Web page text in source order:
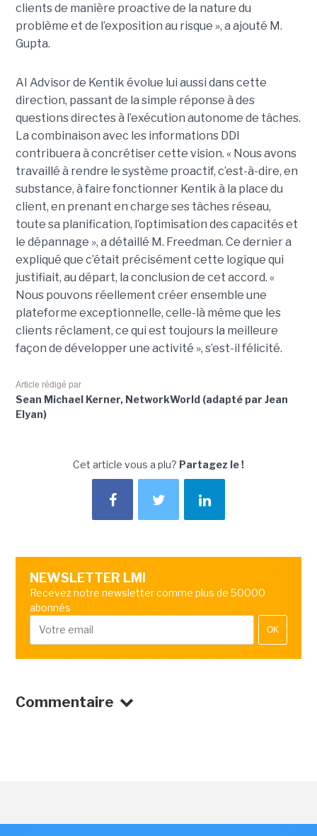
clients de manière proactive de la nature du
problème et de l’exposition au risque », a ajouté M.
Gupta.
AI Advisor de Kentik évolue lui aussi dans cette
direction, passant de la simple réponse à des
questions directes à l’exécution autonome de tâches.
La combinaison avec les informations DDI
contribuera à concrétiser cette vision. « Nous avons
travaillé à rendre le système proactif, c’est-à-dire, en
substance, à faire fonctionner Kentik à la place du
client, en prenant en charge ses tâches réseau,
toute sa planification, l’optimisation des capacités et
le dépannage », a détaillé M. Freedman. Ce dernier a
expliqué que c’était précisément cette logique qui
justifiait, au départ, la conclusion de cet accord. «
Nous pouvons réellement créer ensemble une
plateforme exceptionnelle, celle-là même que les
clients réclament, ce qui est toujours la meilleure
façon de développer une activité », s’est-il félicité.
Article rédigé par
Sean Michael Kerner, NetworkWorld (adapté par Jean
Elyan)
Cet article vous a plu? Partagez le !
NEWSLETTER LMI
Recevez notre newsletter comme plus de 50000
abonnés
OK
Commentaire